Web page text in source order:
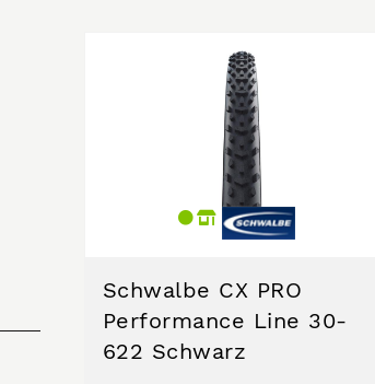
Schwalbe CX PRO
Performance Line 30-
622 Schwarz